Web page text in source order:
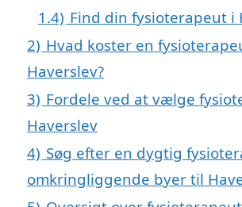
1.4) Find din fysioterapeut i
2) Hvad koster en
Haverslev?
3) Fordele ved at vælge
Haverslev
4) Søg efter en dygtig
omkringliggende byer til